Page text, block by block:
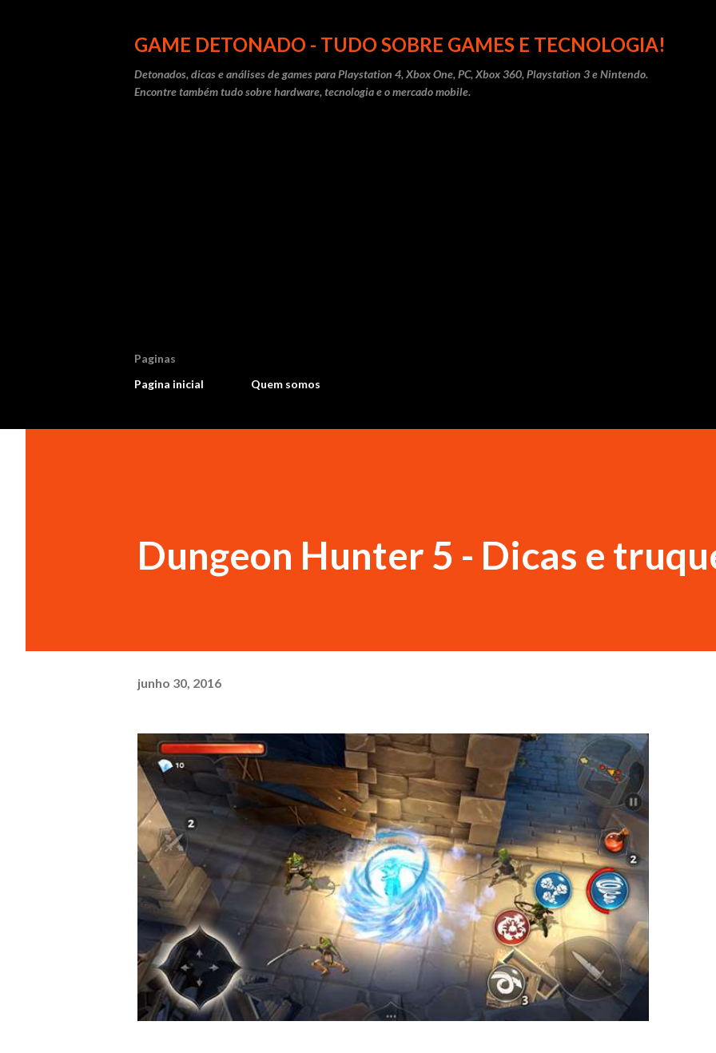
GAME DETONADO - TUDO SOBRE GAMES E TECNOLOGIA!
Detonados, dicas e análises de games para Playstation 4, Xbox One, PC, Xbox 360, Playstation 3 e Nintendo.
Encontre também tudo sobre hardware, tecnologia e o mercado mobile.
Paginas
Pagina inicial
Quem somos
Dungeon Hunter 5 - Dicas e
junho 30, 2016